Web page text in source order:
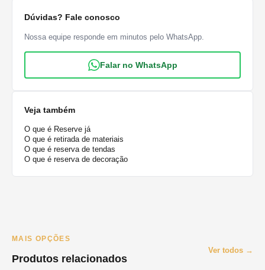
Dúvidas? Fale conosco
Nossa equipe responde em minutos pelo WhatsApp.
Falar no WhatsApp
Veja também
O que é Reserve já
O que é retirada de materiais
O que é reserva de tendas
O que é reserva de decoração
MAIS OPÇÕES
Produtos relacionados
Ver todos →